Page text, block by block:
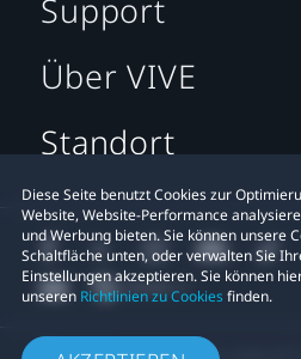
Diese Seite benutzt Cookies zur
Website, Website-Performance
und Werbung bieten. Sie können unsere
Schaltfläche unten, oder verwalten Sie
Einstellungen akzeptieren. Sie können
unseren Richtlinien zu Cookiesfinden.
Support
Über VIVE
Standort
© 2011-2026 HTC